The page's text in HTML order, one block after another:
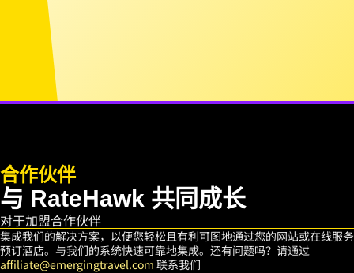
合作伙伴
与 RateHawk 共同成长
对于加盟合作伙伴
集成我们的解决方案，以便您轻松且有利可图地通过您的网站或在线服务
预订酒店。与我们的系统快速可靠地集成。还有问题吗？请通过
affiliate@emergingtravel.com 联系我们